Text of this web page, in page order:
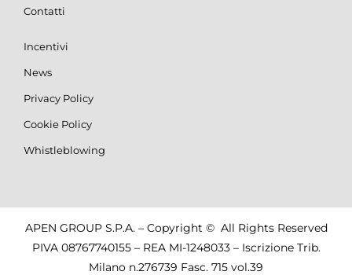
Contatti
Incentivi
News
Privacy Policy
Cookie Policy
Whistleblowing
APEN GROUP S.P.A. – Copyright © All Rights Reserved
PIVA 08767740155 – REA MI-1248033 – Iscrizione Trib.
Milano n.276739 Fasc. 715 vol.39